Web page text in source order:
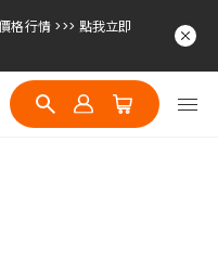
行情 >>> 點我立即
格行情 >>> 點我立即
格行情 >>> 點我立即